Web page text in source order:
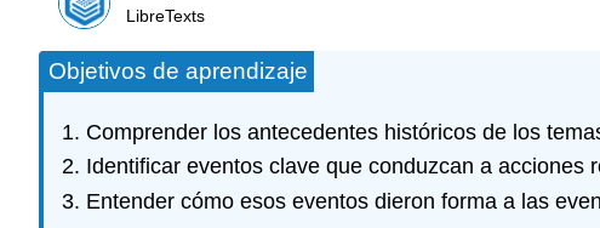
LibreTexts
Objetivos de aprendizaje
Comprender los antecedentes históricos de los
Identificar eventos clave que conduzcan a acciones
Entender cómo esos eventos dieron forma a las